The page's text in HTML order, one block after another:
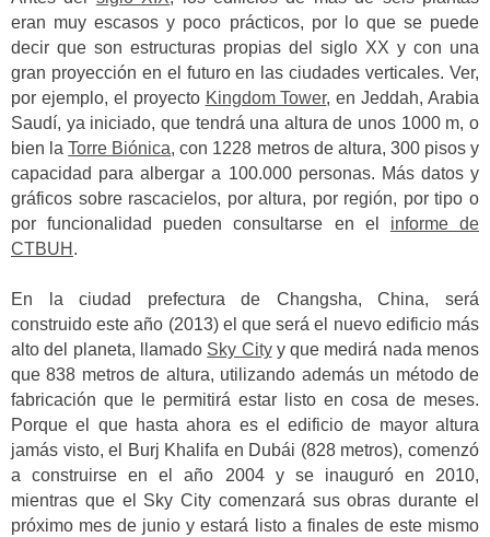
eran muy escasos y poco prácticos, por lo que se puede
decir que son estructuras propias del siglo XX y con una
gran proyección en el futuro en las ciudades verticales. Ver,
por ejemplo, el proyecto Kingdom Tower, en Jeddah, Arabia
Saudí, ya iniciado, que tendrá una altura de unos 1000 m, o
bien laTorre Biónica, con 1228 metros de altura, 300 pisos y
capacidad para albergar a 100.000 personas. Más datos y
gráficos sobre rascacielos, por altura, por región, por tipo o
por funcionalidad pueden consultarse en el informe de
CTBUH .
En la ciudad prefectura de Changsha, China, será
construido este año (2013) el que será el nuevo edificio más
alto del planeta, llamado Sky Cityy que medirá nada menos
que 838 metros de altura, utilizando además un método de
fabricación que le permitirá estar listo en cosa de meses.
Porque el que hasta ahora es el edificio de mayor altura
jamás visto, el Burj Khalifa en Dubái (828 metros), comenzó
a construirse en el año 2004 y se inauguró en 2010,
mientras que el Sky City comenzará sus obras durante el
próximo mes de junio y estará listo a finales de este mismo